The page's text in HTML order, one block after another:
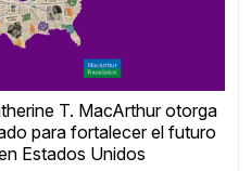
T. MacArthur otorga
para fortalecer el futuro
Estados Unidos